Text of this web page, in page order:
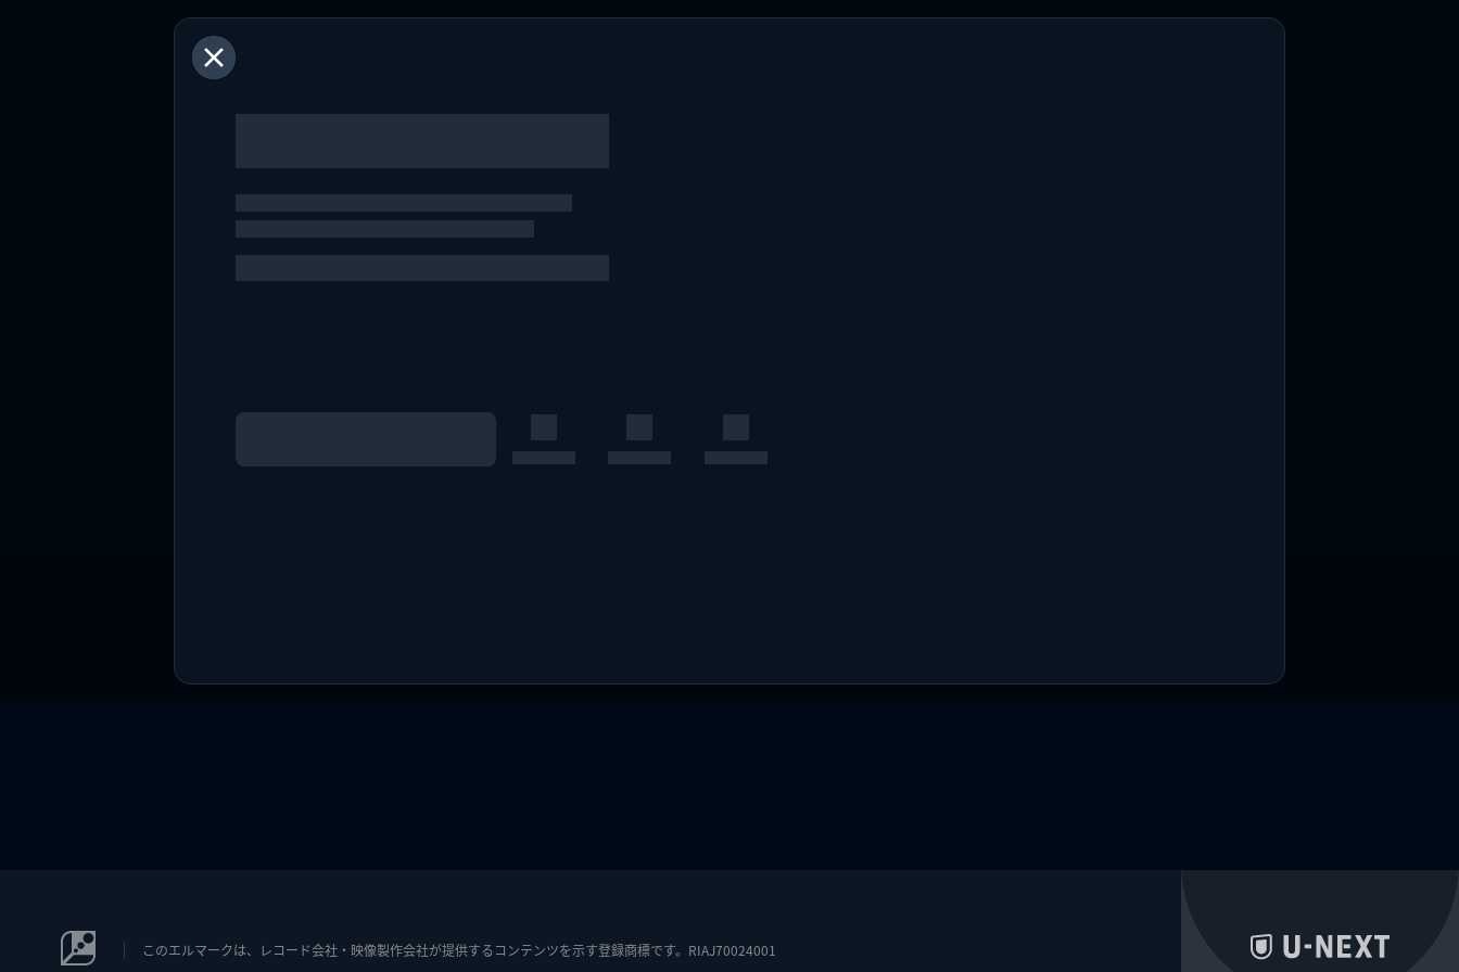
このエルマークは、レコード会社・映像製作会社が提供するコンテンツを示す登録商標です。RIAJ70024001